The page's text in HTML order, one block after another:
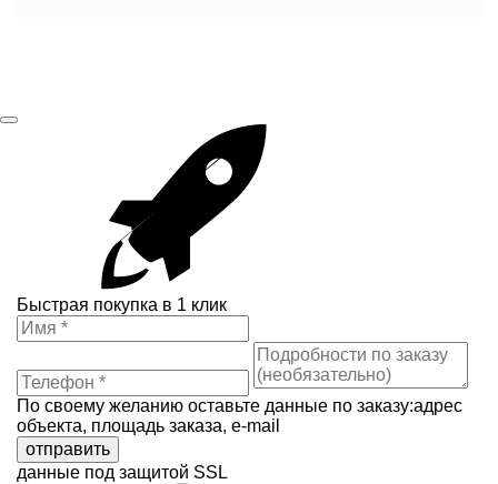
Быстрая покупка в 1 клик
По своему желанию оставьте данные по заказу:адрес
объекта, площадь заказа, e-mail
отправить
данные под защитой SSL